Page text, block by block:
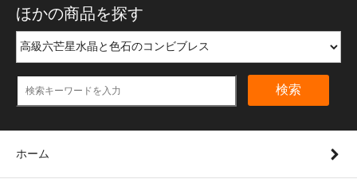
ほかの商品を探す
検索
ホーム